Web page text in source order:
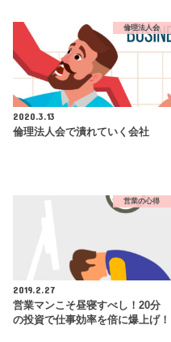
倫理法人会
2020.3.13
倫理法人会で潰れていく会社
営業の心得
2019.2.27
営業マンこそ昼寝すべし！20分
の投資で仕事効率を倍に爆上げ！